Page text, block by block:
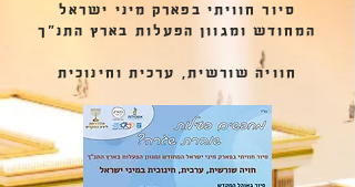
סיור חוויתי בפארק מיני ישראל
המחודש ומגוון הפעלות בארץ התנ"ך
חוויה שורשית, ערכית וחינוכית